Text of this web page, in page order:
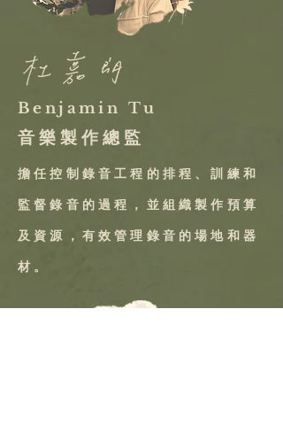
Benjamin Tu
音 樂 製 作 總 監
擔任控制錄音工程的排程、訓練和
監督錄音的過程，並組織製作預算
及資源，有效管理錄音的場地和器
材。